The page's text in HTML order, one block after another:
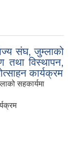
संघ, जुम्लाको
तथा विस्थापन,
कार्यक्रम
सहकार्यमा